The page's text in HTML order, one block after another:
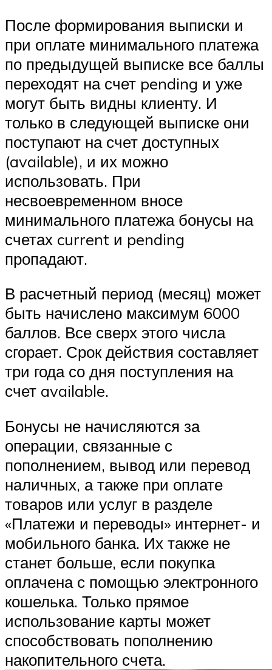
После формирования выписки и
при оплате минимального платежа
по предыдущей выписке все баллы
переходят на счет pending и уже
могут быть видны клиенту. И
только в следующей выписке они
поступают на счет доступных
(available), и их можно
использовать. При
несвоевременном вносе
минимального платежа бонусы на
счетах current и pending
пропадают.
В расчетный период (месяц) может
быть начислено максимум 6000
баллов. Все сверх этого числа
сгорает. Срок действия составляет
три года со дня поступления на
счет available.
Бонусы не начисляются за
операции, связанные с
пополнением, вывод или перевод
наличных, а также при оплате
товаров или услуг в разделе
«Платежи и переводы» интернет- и
мобильного банка. Их также не
станет больше, если покупка
оплачена с помощью электронного
кошелька. Только прямое
использование карты может
способствовать пополнению
накопительного счета.